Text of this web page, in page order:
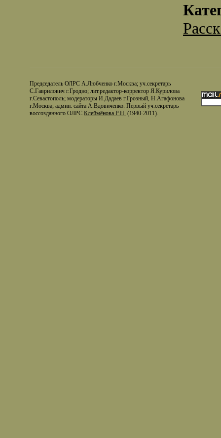
Председатель ОЛРС А.Любченко г.Москва; уч.секретарь
С.Гаврилович г.Гродно; лит.редактор-корректор Я.Курилова
г.Севастополь; модераторы И.Дадаев г.Грозный, Н.Агафонова
г.Москва; админ. сайта А.Вдовиченко. Первый уч.секретарь
воссозданного ОЛРС Клеймёнова Р.Н. (1940-2011).